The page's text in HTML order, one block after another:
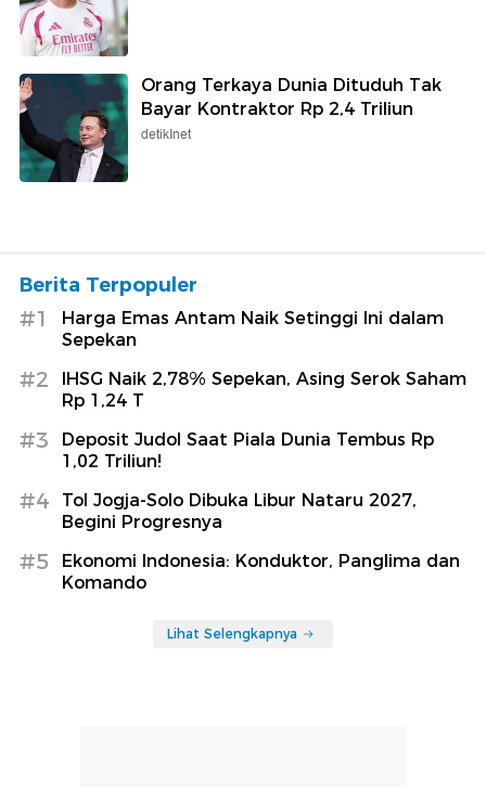
Orang Terkaya Dunia Dituduh Tak
Bayar Kontraktor Rp 2,4 Triliun
detikInet
Berita Terpopuler
#1
Harga Emas Antam Naik Setinggi Ini dalam
Sepekan
#2
IHSG Naik 2,78% Sepekan, Asing Serok Saham
Rp 1,24 T
#3
Deposit Judol Saat Piala Dunia Tembus Rp
1,02 Triliun!
#4
Tol Jogja-Solo Dibuka Libur Nataru 2027,
Begini Progresnya
#5
Ekonomi Indonesia: Konduktor, Panglima dan
Komando
Lihat Selengkapnya